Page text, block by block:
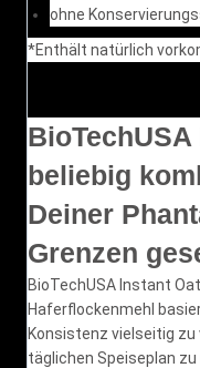
ohne
*Enthält natürlich
beliebig
Deiner
Grenzen
BioTechUSA Instant
Haferflockenmehl
Konsistenz vielseitig zu
täglichen Speiseplan